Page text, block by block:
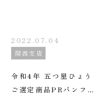
2022.07.04
関西支店
令和4年 五つ星ひょう
ご選定商品PRパンフレ